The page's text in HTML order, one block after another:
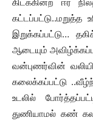
இறுக்கப்பட்டு…
ஆடையும்
வன்புணர்வின்
கலைக்கப்பட்டு
உடலில்
துணியாமல் கண்